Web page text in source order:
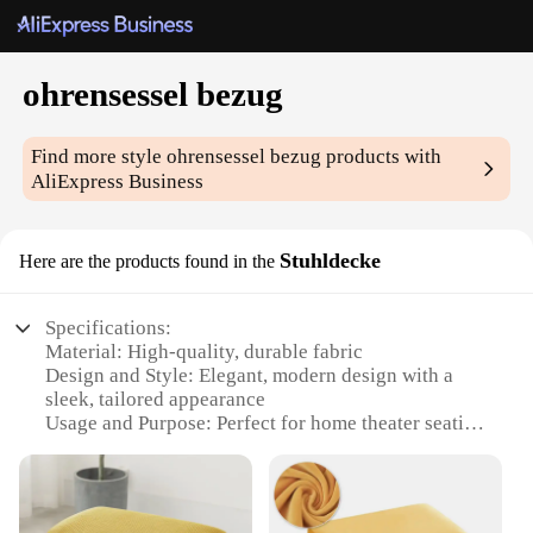
ohrensessel bezug
Find more styleohrensessel bezug products with
AliExpress Business
Here are the products found in the Stuhldecke
Specifications:
Material: High-quality, durable fabric
Design and Style: Elegant, modern design with a
sleek, tailored appearance
Usage and Purpose: Perfect for home theater seating
Shape or Size: Designed for comfort with a
Performance and Property: Resilient to wear and